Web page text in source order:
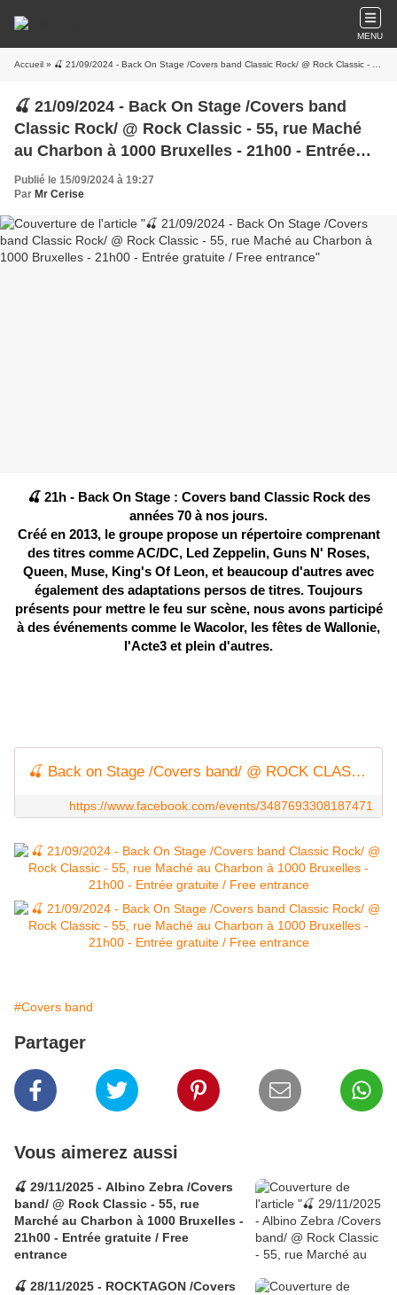
MENU
Accueil » 🍒 21/09/2024 - Back On Stage /Covers band Classic Rock/ @ Rock Classic - 55, rue Maché au Charbon à 1000 Bruxelles - 21h00 - Entrée gratuite / Free entrance
🍒 21/09/2024 - Back On Stage /Covers band
Classic Rock/ @ Rock Classic - 55, rue Maché
au Charbon à 1000 Bruxelles - 21h00 - Entrée
gratuite / Free entrance
Publié le 15/09/2024 à 19:27
Par Mr Cerise
🍒 21h - Back On Stage : Covers band Classic Rock des
années 70 à nos jours.
Créé en 2013, le groupe propose un répertoire comprenant
des titres comme AC/DC, Led Zeppelin, Guns N' Roses,
Queen, Muse, King's Of Leon, et beaucoup d'autres avec
également des adaptations persos de titres. Toujours
présents pour mettre le feu sur scène, nous avons participé
à des événements comme le Wacolor, les fêtes de Wallonie,
l'Acte3 et plein d'autres.
🍒 Back on Stage /Covers band/ @ ROCK CLASSIC - 21/09/2024
https://www.facebook.com/events/3487693308187471
#Covers band
Partager
Vous aimerez aussi
🍒 29/11/2025 - Albino Zebra /Covers
band/ @ Rock Classic - 55, rue
Marché au Charbon à 1000 Bruxelles -
21h00 - Entrée gratuite / Free
entrance
🍒 28/11/2025 - ROCKTAGON /Covers